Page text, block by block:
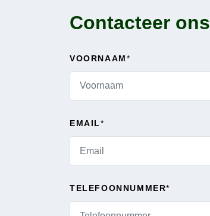
Contacteer ons
VOORNAAM*
EMAIL*
TELEFOONNUMMER*